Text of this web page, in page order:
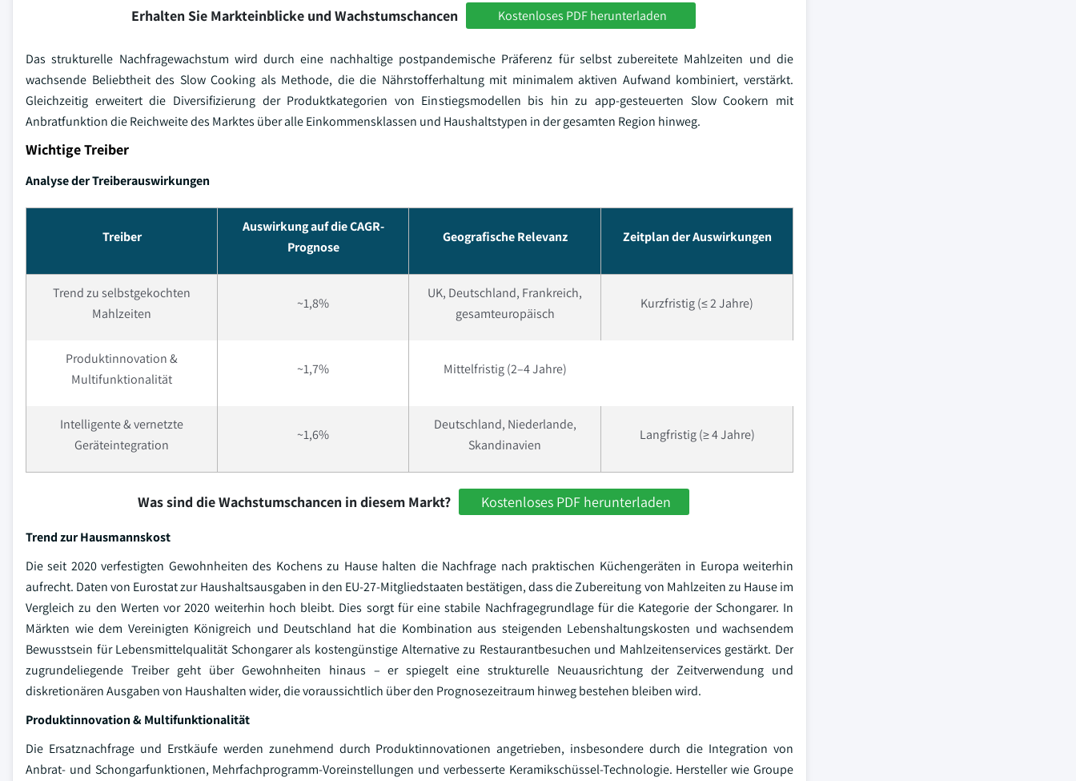
Erhalten Sie Markteinblicke und Wachstumschancen Kostenloses PDF herunterladen
Das strukturelle Nachfragewachstum wird durch eine nachhaltige postpandemische Präferenz für selbst zubereitete Mahlzeiten und die
wachsende Beliebtheit des Slow Cooking als Methode, die die Nährstofferhaltung mit minimalem aktiven Aufwand kombiniert, verstärkt.
Gleichzeitig erweitert die Diversifizierung der Produktkategorien von Einstiegsmodellen bis hin zu app-gesteuerten Slow Cookern mit
Anbratfunktion die Reichweite des Marktes über alle Einkommensklassen und Haushaltstypen in der gesamten Region hinweg.
Wichtige Treiber
Analyse der Treiberauswirkungen
Treiber
Auswirkung auf die CAGR-
Prognose
Geografische Relevanz Zeitplan der Auswirkungen
Trend zu selbstgekochten
Mahlzeiten
~1,8%
UK, Deutschland, Frankreich,
gesamteuropäisch
Kurzfristig (≤ 2 Jahre)
Produktinnovation &
Multifunktionalität
~1,7% Mittelfristig (2–4 Jahre)
Intelligente & vernetzte
Geräteintegration
~1,6%
Deutschland, Niederlande,
Skandinavien
Langfristig (≥ 4 Jahre)
Was sind die Wachstumschancen in diesem Markt? Kostenloses PDF herunterladen
Trend zur Hausmannskost
Die seit 2020 verfestigten Gewohnheiten des Kochens zu Hause halten die Nachfrage nach praktischen Küchengeräten in Europa weiterhin
aufrecht. Daten von Eurostat zur Haushaltsausgaben in den EU-27-Mitgliedstaaten bestätigen, dass die Zubereitung von Mahlzeiten zu Hause im
Vergleich zu den Werten vor 2020 weiterhin hoch bleibt. Dies sorgt für eine stabile Nachfragegrundlage für die Kategorie der Schongarer. In
Märkten wie dem Vereinigten Königreich und Deutschland hat die Kombination aus steigenden Lebenshaltungskosten und wachsendem
Bewusstsein für Lebensmittelqualität Schongarer als kostengünstige Alternative zu Restaurantbesuchen und Mahlzeitenservices gestärkt. Der
zugrundeliegende Treiber geht über Gewohnheiten hinaus – er spiegelt eine strukturelle Neuausrichtung der Zeitverwendung und
diskretionären Ausgaben von Haushalten wider, die voraussichtlich über den Prognosezeitraum hinweg bestehen bleiben wird.
Produktinnovation & Multifunktionalität
Die Ersatznachfrage und Erstkäufe werden zunehmend durch Produktinnovationen angetrieben, insbesondere durch die Integration von
Anbrat- und Schongarfunktionen, Mehrfachprogramm-Voreinstellungen und verbesserte Keramikschüssel-Technologie. Hersteller wie Groupe